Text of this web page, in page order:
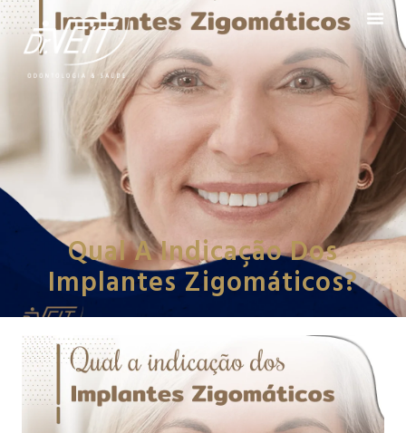
Qual A Indicação Dos
Implantes Zigomáticos?